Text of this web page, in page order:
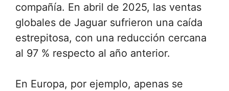
compañía. En abril de 2025, las ventas
globales de Jaguar sufrieron una caída
estrepitosa, con una reducción cercana
al 97 % respecto al año anterior.
En Europa, por ejemplo, apenas se